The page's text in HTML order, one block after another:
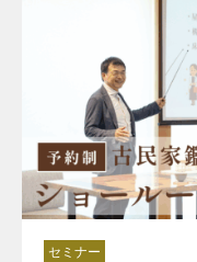
セミナー